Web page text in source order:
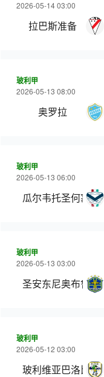
2026-05-14 03:00
拉巴斯准备
玻利甲
2026-05-13 08:00
奥罗拉
玻利甲
2026-05-13 06:00
瓜尔韦托圣何塞
玻利甲
2026-05-13 03:00
圣安东尼奥布鲁布鲁
玻利甲
2026-05-12 03:00
玻利维亚巴洛比学院